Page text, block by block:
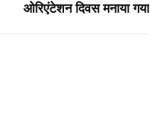
ओरिएंटेशन दिवस मनाया गया